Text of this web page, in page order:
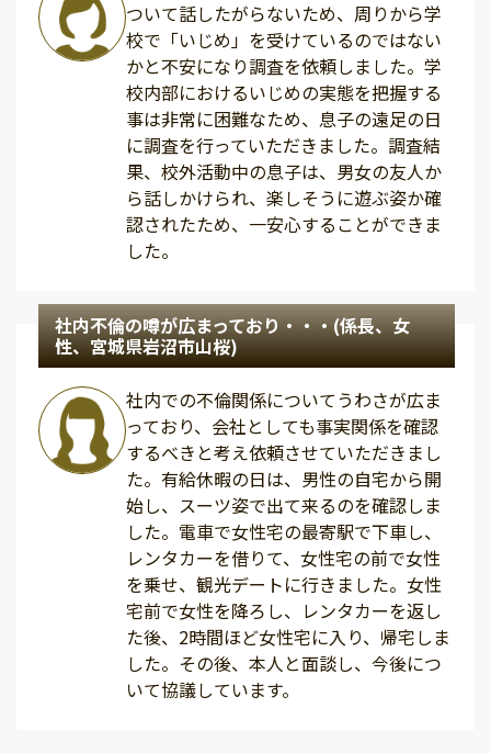
ついて話したがらないため、周りから学
校で「いじめ」を受けているのではない
かと不安になり調査を依頼しました。学
校内部におけるいじめの実態を把握する
事は非常に困難なため、息子の遠足の日
に調査を行っていただきました。調査結
果、校外活動中の息子は、男女の友人か
ら話しかけられ、楽しそうに遊ぶ姿か確
認されたため、一安心することができま
した。
社内不倫の噂が広まっており・・・(係長、女
性、宮城県岩沼市山桜)
社内での不倫関係についてうわさが広ま
っており、会社としても事実関係を確認
するべきと考え依頼させていただきまし
た。有給休暇の日は、男性の自宅から開
始し、スーツ姿で出て来るのを確認しま
した。電車で女性宅の最寄駅で下車し、
レンタカーを借りて、女性宅の前で女性
を乗せ、観光デートに行きました。女性
宅前で女性を降ろし、レンタカーを返し
た後、2時間ほど女性宅に入り、帰宅しま
した。その後、本人と面談し、今後につ
いて協議しています。